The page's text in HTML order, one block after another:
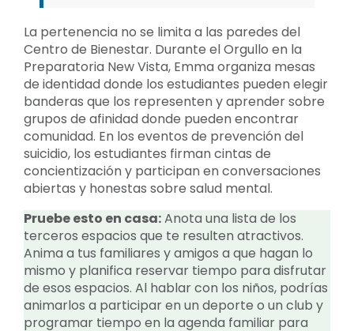
La pertenencia no se limita a las paredes del
Centro de Bienestar. Durante el Orgullo en la
Preparatoria New Vista, Emma organiza mesas
de identidad donde los estudiantes pueden elegir
banderas que los representen y aprender sobre
grupos de afinidad donde pueden encontrar
comunidad. En los eventos de prevención del
suicidio, los estudiantes firman cintas de
concientización y participan en conversaciones
abiertas y honestas sobre salud mental.
Pruebe esto en casa:Anota una lista de los
terceros espacios que te resulten atractivos.
Anima a tus familiares y amigos a que hagan lo
mismo y planifica reservar tiempo para disfrutar
de esos espacios. Al hablar con los niños, podrías
animarlos a participar en un deporte o un club y
programar tiempo en la agenda familiar para